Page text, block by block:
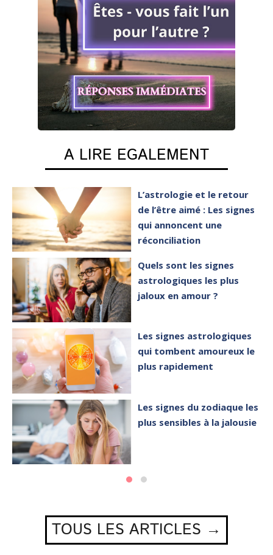
A LIRE EGALEMENT
L’astrologie et le retour
de l’être aimé : Les signes
qui annoncent une
réconciliation
Quels sont les signes
astrologiques les plus
jaloux en amour ?
Les signes astrologiques
qui tombent amoureux le
plus rapidement
Les signes du zodiaque les
plus sensibles à la jalousie
TOUS LES ARTICLES →